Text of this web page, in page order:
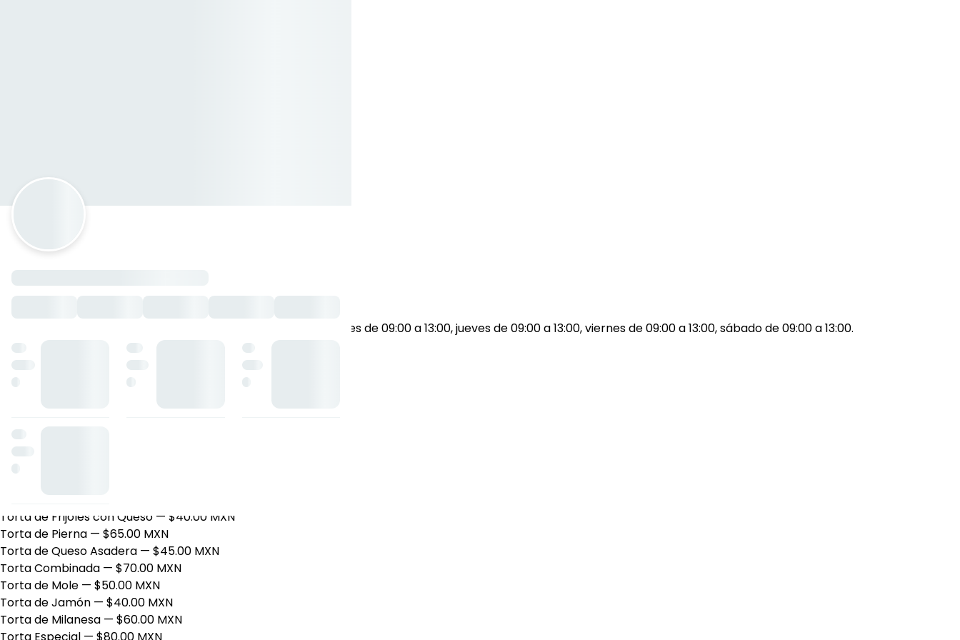
Con Amor
Horario: lunes de 09:00 a 13:00, martes de 09:00 a 13:00, miércoles de 09:00 a 13:00, jueves de 09:00 a 13:00, viernes de 09:00 a 13:00, sábado de 09:00 a 13:00.
Chilaquiles
Con Carne Asada
— $75.00 MXN
Con Huevo
— $70.00 MXN
Enmolados— $65.00 MXN
Con Pierna— $75.00 MXN
Chilaquiles Sencillos
Con Milanesa
Torta de Frijoles con Queso — $40.00 MXN
Torta de Pierna — $65.00 MXN
Torta de Queso Asadera — $45.00 MXN
Torta Combinada — $70.00 MXN
Torta de Mole — $50.00 MXN
Torta de Jamón — $40.00 MXN
Torta de Milanesa — $60.00 MXN